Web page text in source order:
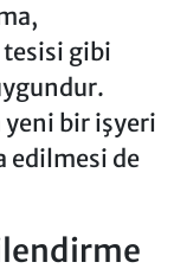
gibi
yeni bir işyeri
edilmesi de